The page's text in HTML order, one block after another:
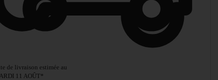
de livraison estimée au
11 AOÛT*